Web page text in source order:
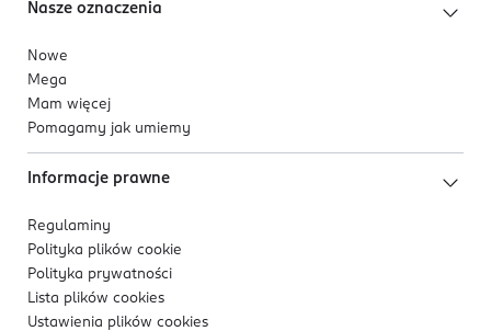
Nasze oznaczenia
Nowe
Mega
Mam więcej
Pomagamy jak umiemy
Informacje prawne
Regulaminy
Polityka plików cookie
Polityka prywatności
Lista plików cookies
Ustawienia plików cookies